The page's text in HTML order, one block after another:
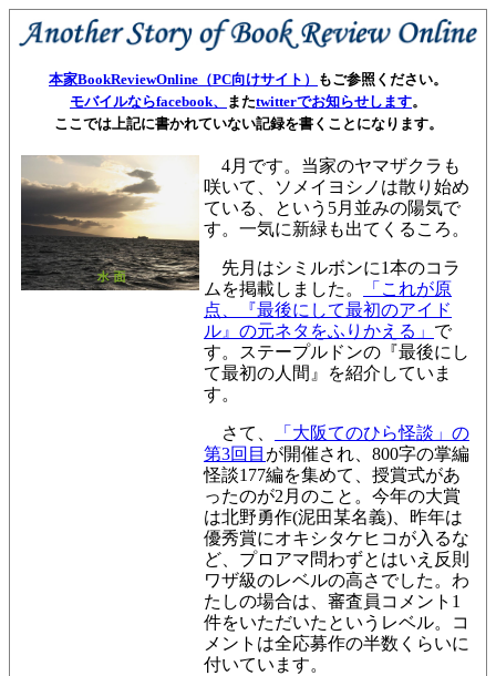
本家BookReviewOnline（PC向けサイト）
もご参照ください。
モバイルならfacebook、
またtwitterでお知らせします。
ここでは上記に書かれていない記録を書くことになります。
4月です。当家のヤマザクラも
咲いて、ソメイヨシノは散り始め
ている、という5月並みの陽気で
す。一気に新緑も出てくるころ。
先月はシミルボンに1本のコラ
ムを掲載しました。
「これが原
点、『最後にして最初のアイド
ル』の元ネタをふりかえる」 で
す。ステープルドンの『最後にし
て最初の人間』を紹介していま
す。
さて、
「大阪てのひら怪談」の
第3回目 が開催され、800字の掌編
怪談177編を集めて、授賞式があ
ったのが2月のこと。今年の大賞
は北野勇作(泥田某名義)、昨年は
優秀賞にオキシタケヒコが入るな
ど、プロアマ問わずとはいえ反則
ワザ級のレベルの高さでした。わ
たしの場合は、 審査員コメント1
件をいただいたというレベル。コ
メントは全応募作の半数くらいに
付いています。